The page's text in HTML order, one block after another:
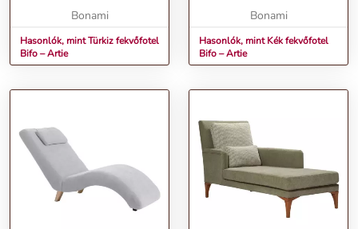
Bonami
Hasonlók, mint Türkiz fekvőfotel
Bifo – Artie
Bonami
Hasonlók, mint Kék fekvőfotel
Bifo – Artie